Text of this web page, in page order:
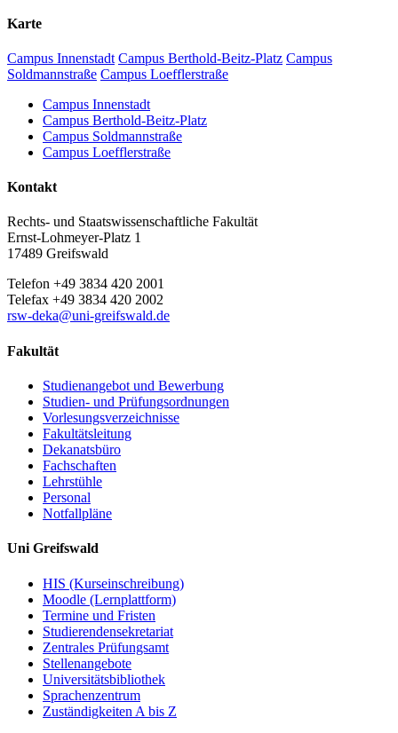
Karte
Campus Innenstadt Campus Berthold-Beitz-Platz Campus
Soldmannstraße Campus Loefflerstraße
Campus Innenstadt
Campus Berthold-Beitz-Platz
Campus Soldmannstraße
Campus Loefflerstraße
Kontakt
Rechts- und Staatswissenschaftliche Fakultät
Ernst-Lohmeyer-Platz 1
17489 Greifswald
Telefon +49 3834 420 2001
Telefax +49 3834 420 2002
rsw-deka@uni-greifswald.de
Fakultät
Studienangebot und Bewerbung
Studien- und Prüfungsordnungen
Vorlesungsverzeichnisse
Fakultätsleitung
Dekanatsbüro
Fachschaften
Lehrstühle
Personal
Notfallpläne
Uni Greifswald
HIS (Kurseinschreibung)
Moodle (Lernplattform)
Termine und Fristen
Studierendensekretariat
Zentrales Prüfungsamt
Stellenangebote
Universitätsbibliothek
Sprachenzentrum
Zuständigkeiten A bis Z